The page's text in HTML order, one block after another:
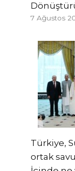
7 Ağustos
Türkiye,
ortak